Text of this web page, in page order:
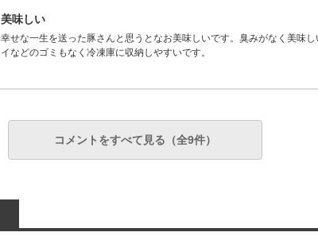
美味しい
幸せな一生を送った豚さんと思うとなお美味しいです。臭みがなく美味
イなどのゴミもなく冷凍庫に収納しやすいです。
コメントをすべて見る（全9件）